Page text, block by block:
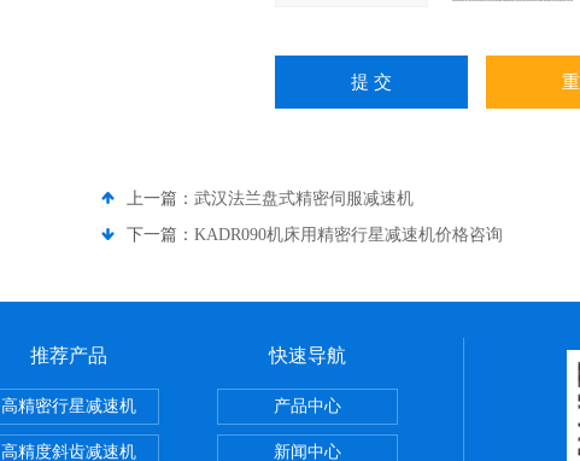
上一篇： 武汉法兰盘式精密伺服减速机
下一篇： KADR090机床用精密行星减速机价格咨询
推荐产品
高精密行星减速机
高精度斜齿减速机
快速导航
产品中心
新闻中心